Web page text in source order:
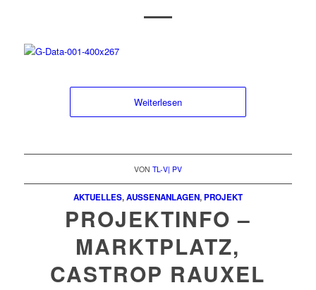
Weiterlesen
VON TL-V| PV
AKTUELLES,AUSSENANLAGEN ,PROJEKT
PROJEKTINFO –
MARKTPLATZ,
CASTROP RAUXEL